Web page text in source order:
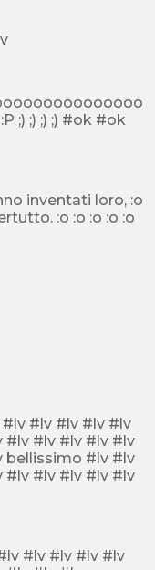
#lv
inventati loro, :o
:o :o :o :o